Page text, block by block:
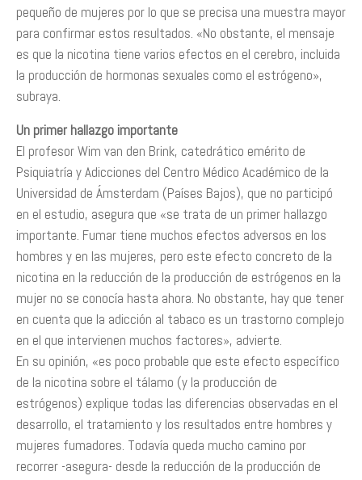
pequeño de mujeres por lo que se precisa una muestra mayor
para confirmar estos resultados. «No obstante, el mensaje
es que la nicotina tiene varios efectos en el cerebro, incluida
la producción de hormonas sexuales como el estrógeno»,
subraya.
Un primer hallazgo importante
El profesor Wim van den Brink, catedrático emérito de
Psiquiatría y Adicciones del Centro Médico Académico de la
Universidad de Ámsterdam (Países Bajos), que no participó
en el estudio, asegura que «se trata de un primer hallazgo
importante. Fumar tiene muchos efectos adversos en los
hombres y en las mujeres, pero este efecto concreto de la
nicotina en la reducción de la producción de estrógenos en la
mujer no se conocía hasta ahora. No obstante, hay que tener
en cuenta que la adicción al tabaco es un trastorno complejo
en el que intervienen muchos factores», advierte.
En su opinión, «es poco probable que este efecto específico
de la nicotina sobre el tálamo (y la producción de
estrógenos) explique todas las diferencias observadas en el
desarrollo, el tratamiento y los resultados entre hombres y
mujeres fumadores. Todavía queda mucho camino por
recorrer -asegura- desde la reducción de la producción de